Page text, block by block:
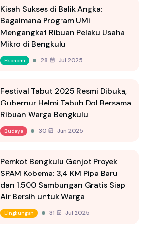
Kisah Sukses di Balik Angka:
Bagaimana Program UMi
Mengangkat Ribuan Pelaku Usaha
Mikro di Bengkulu
Ekonomi 28 Jul 2025
Festival Tabut 2025 Resmi Dibuka,
Gubernur Helmi Tabuh Dol Bersama
Ribuan Warga Bengkulu
Budaya 30 Jun 2025
Pemkot Bengkulu Genjot Proyek
SPAM Kobema: 3,4 KM Pipa Baru
dan 1.500 Sambungan Gratis Siap
Air Bersih untuk Warga
Lingkungan 31 Jul 2025